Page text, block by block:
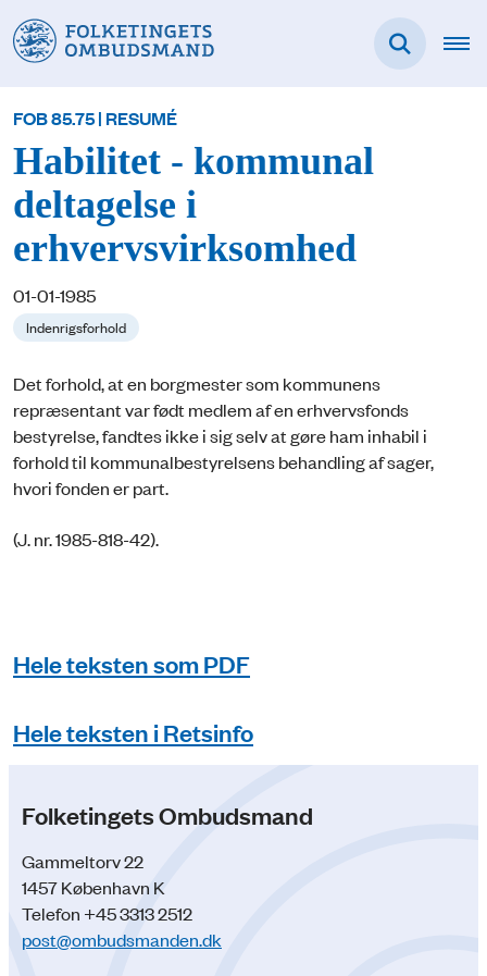
FOB 85.75 | RESUMÉ
Habilitet - kommunal
deltagelse i
erhvervsvirksomhed
01-01-1985
Indenrigsforhold
Det forhold, at en borgmester som kommunens
repræsentant var født medlem af en erhvervsfonds
bestyrelse, fandtes ikke i sig selv at gøre ham inhabil i
forhold til kommunalbestyrelsens behandling af sager,
hvori fonden er part.
(J. nr. 1985-818-42).
Hele teksten som PDF
Hele teksten i Retsinfo
Folketingets Ombudsmand
Gammeltorv 22
1457 København K
Telefon +45 3313 2512
post@ombudsmanden.dk